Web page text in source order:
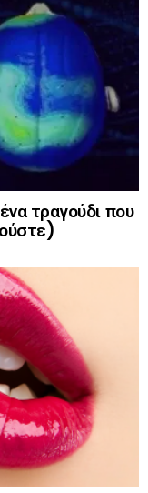
τραγούδι που